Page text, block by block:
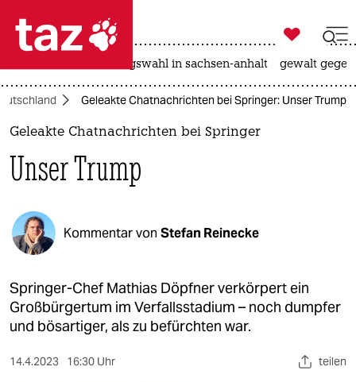
 taz zahl ich
taz zahl ich
politik
öko
gesellschaft
kultur
sport
berlin

taz zahl ich
landtagswahl in sachsen-anhalt gewalt
Geleakte Chatnachrichten bei Springer: Unser Trump
Geleakte Chatnachrichten bei Springer
Unser Trump
Kommentar von Stefan Reinecke
Springer-Chef Mathias Döpfner verkörpert ein
Großbürgertum im Verfallsstadium – noch dumpfer
und bösartiger, als zu befürchten war.
14.4.2023 16:30 Uhr teilen